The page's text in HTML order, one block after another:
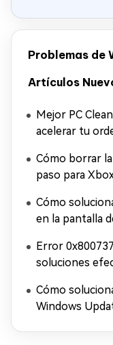
Problemas de
Artículos
Mejor PC
acelerar tu
Cómo borrar
paso para
Cómo
en la pantalla
Error
soluciones
Cómo
Windows